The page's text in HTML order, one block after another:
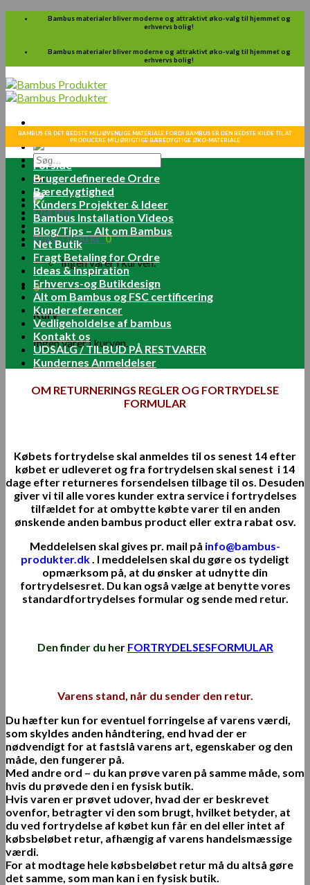
Skip
Bambus materialer bliver moderne og attraktivt øko-valg til hjemmet og
erhvervs bolig!
Bambus materialer bliver moderne og attraktivt øko-valg til hjemmet og
erhvervs bolig!
Søg
efter:
Log ind
Kurv /0.00kr.0
Ingen varer i kurven.
0
Kurv
Ingen varer i kurven.
BAMBUS ER DET BEDSTE MILJØVENLIGE MATERIALE FORDI BAMBUS ER DEN BEDSTE KILDE TIL AT
PRODUCERE MILJØRIGTIGE BÆREDYGTIGE ØKO-MATERIALE
Forside
Brugerdefinerede Ordre
Bæredygtighed
Kunders Projekter & Ideer
Bambus Installation Videos
Blog/Tips – Alt om Bambus
Net Butik
Fragt Betaling for Ordre
Ideas & Inspiration
Erhvervs-og Butikdesign
Alt om Bambus og FSC certificering
Kundereferencer
Vedligeholdelse af bambus
Kontakt os
UDSALG / TILBUD PÅ RESTVARER
Kundernes Anmeldelser
OM RETURNERINGS REGLER OG FORTRYDELSE
FORMULAR
Købets fortrydelse skal anmeldes til os senest 14 efter
købet er udleveret og fra fortrydelsen skal senest i 14
dage efter returneres forsendelsen tilbage til os. Desuden
giver vi til alle vores kunder extra service i fortrydelses
tilfældet for at ombytte købte varer til en anden
ønskende anden bambus product eller extra rabat osv.
Meddelelsen skal gives pr. mail på info@bambus-
produkter.dk . I meddelelsen skal du gøre os tydeligt
opmærksom på, at du ønsker at udnytte din
fortrydelsesret. Du kan også vælge at benytte vores
standardfortrydelses formular og sende med retur.
Den finder du her FORTRYDELSESFORMULAR
Varens stand, når du sender den retur.
Du hæfter kun for eventuel forringelse af varens værdi,
som skyldes anden håndtering, end hvad der er
nødvendigt for at fastslå varens art, egenskaber og den
måde, den fungerer på.
Med andre ord – du kan prøve varen på samme måde, som
hvis du prøvede den i en fysisk butik.
Hvis varen er prøvet udover, hvad der er beskrevet
ovenfor, betragter vi den som brugt, hvilket betyder, at
du ved fortrydelse af købet kun får en del eller intet af
købsbeløbet retur, afhængig af varens handelsmæssige
værdi.
For at modtage hele købsbeløbet retur må du altså gøre
det samme, som man kan i en fysisk butik.